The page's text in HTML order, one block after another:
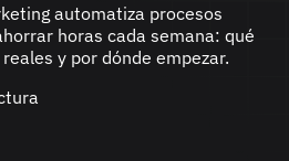
automatiza procesos
horas cada semana: qué
y por dónde empezar.